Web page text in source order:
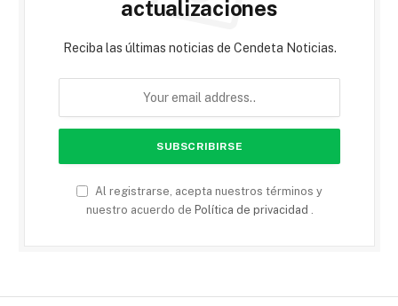
actualizaciones
Reciba las últimas noticias de Cendeta Noticias.
Al registrarse, acepta nuestros términos y
nuestro acuerdo de Política de privacidad